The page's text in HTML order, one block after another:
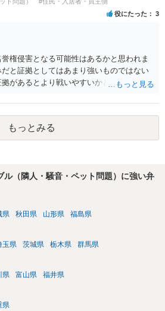
役にたった 3
権侵害となる可能性はあるかと思われま
と証拠としてはあまり強いものではない
があるとより戦いやすいかと思われま
もっとみる
ル（隣人・騒音・ペット問題）に強い弁
県 秋田県 山形県 福島県
玉県 茨城県 栃木県 群馬県
県 富山県 福井県
県